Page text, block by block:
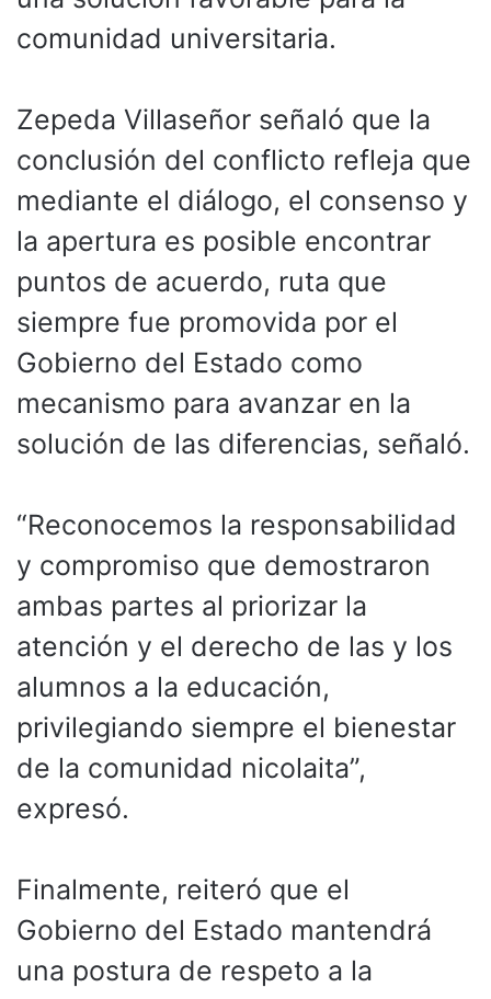
comunidad universitaria.
Zepeda Villaseñor señaló que la
conclusión del conflicto refleja que
mediante el diálogo, el consenso y
la apertura es posible encontrar
puntos de acuerdo, ruta que
siempre fue promovida por el
Gobierno del Estado como
mecanismo para avanzar en la
solución de las diferencias, señaló.
“Reconocemos la responsabilidad
y compromiso que demostraron
ambas partes al priorizar la
atención y el derecho de las y los
alumnos a la educación,
privilegiando siempre el bienestar
de la comunidad nicolaita”,
expresó.
Finalmente, reiteró que el
Gobierno del Estado mantendrá
una postura de respeto a la